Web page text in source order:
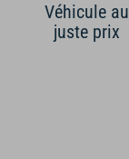
Véhicule au
juste prix